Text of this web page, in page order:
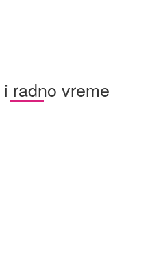
radno vreme